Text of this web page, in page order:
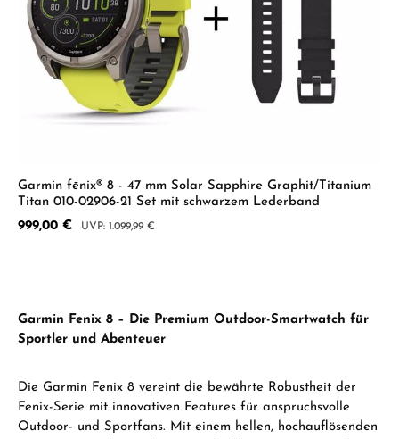
Garmin fēnix® 8 - 47 mm Solar Sapphire Graphit/Titanium
Titan 010-02906-21 Set mit schwarzem Lederband
Verkaufspreis:
999,00 € Regulärer Preis:
1.099,99 €
Garmin Fenix 8 – Die Premium Outdoor-Smartwatch für
Sportler und Abenteuer
Die Garmin Fenix 8 vereint die bewährte Robustheit der
Fenix-Serie mit innovativen Features für anspruchsvolle
Outdoor- und Sportfans. Mit einem hellen, hochauflösenden